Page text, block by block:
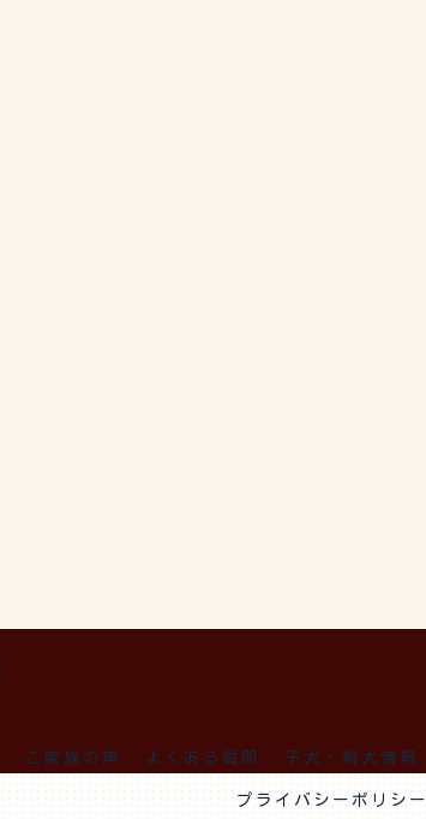
ご家族の声 よくある質問 子犬・親犬情報
プライバシーポリシー